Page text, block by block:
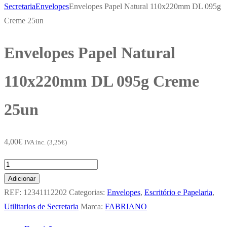
SecretariaEnvelopesEnvelopes Papel Natural 110x220mm DL 095g
Creme 25un
Envelopes Papel Natural
110x220mm DL 095g Creme
25un
4,00€ IVA inc. (3,25€)
Quantidade
de
Envelopes
Papel
Adicionar
REF: 12341112202 Categorias: Envelopes, Escritório e Papelaria,
Utilitarios de Secretaria Marca: FABRIANO